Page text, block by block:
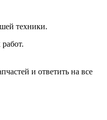
техники.
и ответить на все